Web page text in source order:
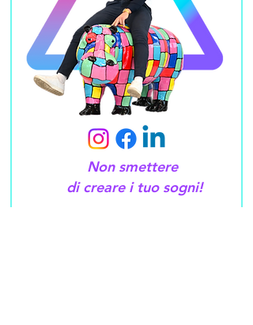
Non smettere
di creare i tuo sogni!